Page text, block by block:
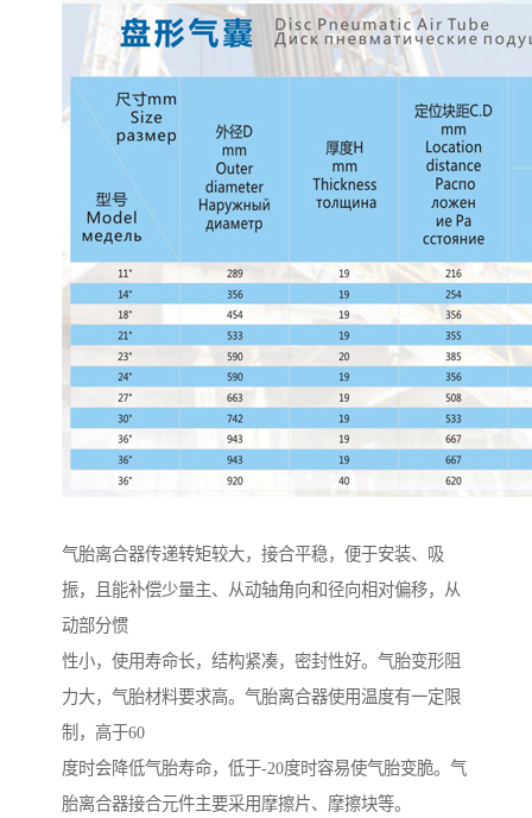
气胎离合器传递转矩较大，接合平稳，便于安装、吸
振，且能补偿少量主、从动轴角向和径向相对偏移，从
动部分惯
性小，使用寿命长，结构紧凑，密封性好。气胎变形阻
力大，气胎材料要求高。气胎离合器使用温度有一定限
制，高于60
度时会降低气胎寿命，低于-20度时容易使气胎变脆。气
胎离合器接合元件主要采用摩擦片、摩擦块等。